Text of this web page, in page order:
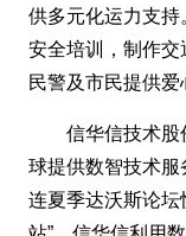
供多元化运力支
安全培训，制作
民警及市民提供爱
信华信技术股
球提供数智技术
连夏季达沃斯论坛